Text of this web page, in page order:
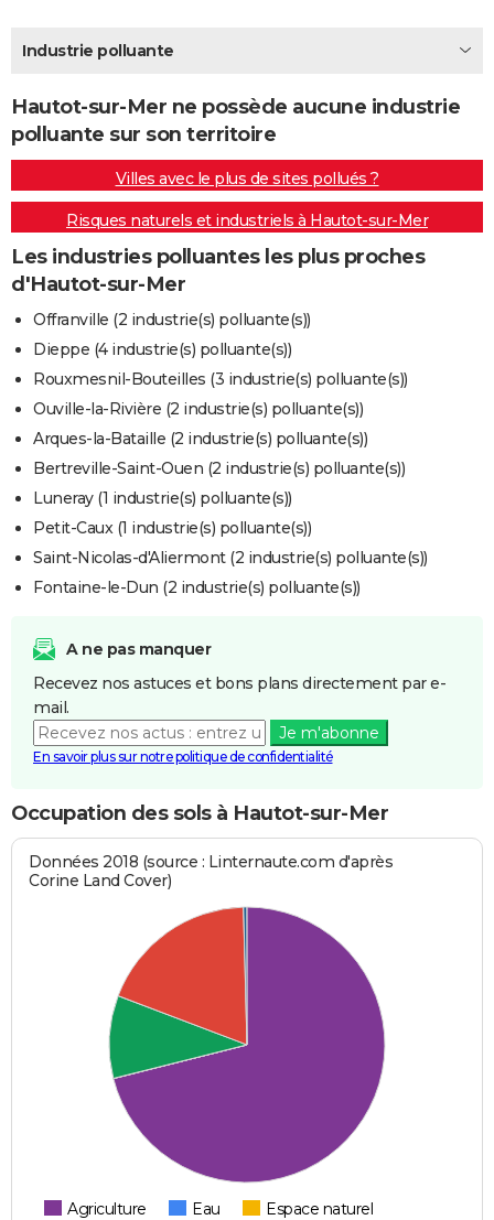
BONS PLANS
CARTE DE VOEUX
Carte de Noël
Carte Bonne année
Carte Saint-Valentin
Carte Pâques
Carte d'anniversaire
DICTIONNAIRE
Dictionnaire
Biographies
Citations
Expressions
Proverbes
PROGRAMME TV
COPAINS D'AVANT
Avis de recherche
AVIS DE DÉCÈS
FORUM
Industrie polluante
Hautot-sur-Mer ne possède aucune industrie
polluante sur son territoire
Villes avec le plus de sites pollués ?
Risques naturels et industriels à Hautot-sur-Mer
Les industries polluantes les plus proches
d'Hautot-sur-Mer
Offranville (2 industrie(s) polluante(s))
Dieppe (4 industrie(s) polluante(s))
Rouxmesnil-Bouteilles (3 industrie(s) polluante(s))
Ouville-la-Rivière (2 industrie(s) polluante(s))
Arques-la-Bataille (2 industrie(s) polluante(s))
Bertreville-Saint-Ouen (2 industrie(s) polluante(s))
Luneray (1 industrie(s) polluante(s))
Petit-Caux (1 industrie(s) polluante(s))
Saint-Nicolas-d'Aliermont (2 industrie(s) polluante(s))
Fontaine-le-Dun (2 industrie(s) polluante(s))
A ne pas manquer
Recevez nos astuces et bons plans directement par e-
mail.
Je m'abonne
En savoir plus sur notre politique de confidentialité
Occupation des sols à Hautot-sur-Mer
Données 2018 (source : Linternaute.com d'après
Corine Land Cover)
Agriculture Eau
Espace naturel